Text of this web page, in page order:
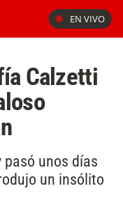
EN VIVO
Calzetti
unos días
un insólito